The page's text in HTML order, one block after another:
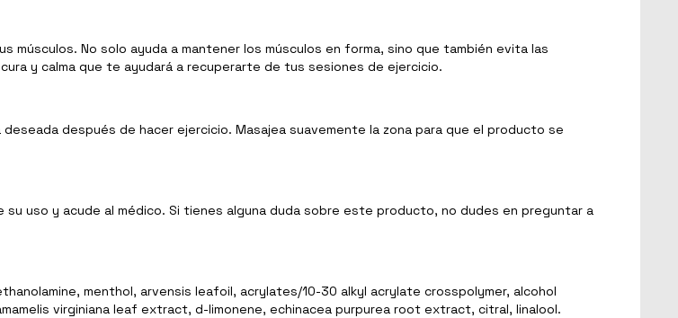
No solo ayuda a mantener los músculos en forma, sino que también evita las
y calma que te ayudará a recuperarte de tus sesiones de ejercicio.
después de hacer ejercicio. Masajea suavemente la zona para que el producto se
uso y acude al médico. Si tienes alguna duda sobre este producto, no dudes en preguntar a
menthol, arvensis leafoil, acrylates/10-30 alkyl acrylate crosspolymer, alcohol
virginiana leaf extract, d-limonene, echinacea purpurea root extract, citral, linalool.